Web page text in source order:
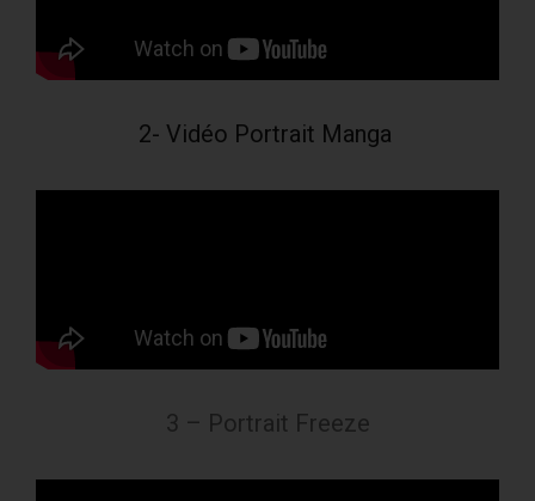
2- Vidéo Portrait Manga
3 – Portrait Freeze